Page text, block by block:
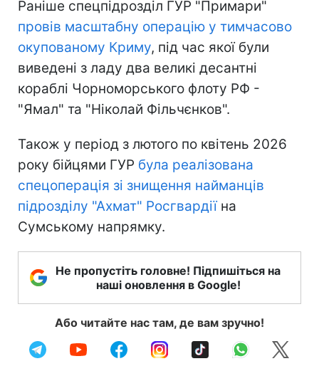
Раніше спецпідрозділ ГУР "Примари"
провів масштабну операцію у тимчасово
окупованому Криму, під час якої були
виведені з ладу два великі десантні
кораблі Чорноморського флоту РФ -
"Ямал" та "Ніколай Фільчєнков".
Також у період з лютого по квітень 2026
року бійцями ГУР була реалізована
спецоперація зі знищення найманців
підрозділу "Ахмат" Росгвардіїна
Сумському напрямку.
Не пропустіть головне! Підпишіться на
наші оновлення в Google!
Або читайте нас там, де вам зручно!